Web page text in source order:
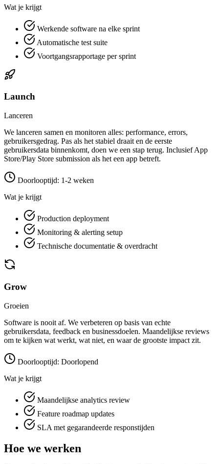
Wat je krijgt
Werkende software na elke sprint
Automatische test suite
Voortgangsrapportage per sprint
Launch
Lanceren
We lanceren samen en monitoren alles: performance, errors,
gebruikersgedrag. Pas als het stabiel draait en de eerste
gebruikersdata binnenkomt, doen we een stap terug. Inclusief App
Store/Play Store submission als het een app betreft.
Doorlooptijd: 1-2 weken
Wat je krijgt
Production deployment
Monitoring & alerting setup
Technische documentatie & overdracht
Grow
Groeien
Software is nooit af. We verbeteren op basis van echte
gebruikersdata, feedback en businessdoelen. Maandelijkse reviews
om te kijken wat werkt, wat niet, en waar de grootste impact zit.
Doorlooptijd: Doorlopend
Wat je krijgt
Maandelijkse analytics review
Feature roadmap updates
SLA met gegarandeerde responstijden
Hoe we werken